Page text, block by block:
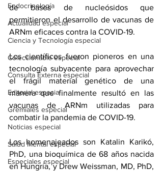
Endocrinología
Actualidad especial
Ciencia y Tecnología especial
Coleccionable especial
Consulta Externa especial
Editorial especial
Gremiales especial
Noticias especial
Salud Mental especial
Especiales especial
de bases de nucleósidos que
permitieron el desarrollo de vacunas de
ARNm eficaces contra la COVID-19.
Los científicos fueron pioneros en una
tecnología subyacente para aprovechar
el frágil material genético de una
manera que finalmente resultó en las
vacunas de ARNm utilizadas para
combatir la pandemia de COVID-19.
Los homenajeados son Katalin Karikó,
PhD, una bioquímica de 68 años nacida
en Hungría, y Drew Weissman, MD, PhD,